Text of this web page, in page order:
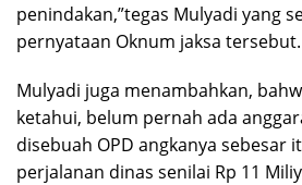
penindakan,”tegas Mulyadi yang
pernyataan Oknum jaksa tersebut.
Mulyadi juga menambahkan,
ketahui, belum pernah ada
disebuah OPD angkanya sebesar
perjalanan dinas senilai Rp 11